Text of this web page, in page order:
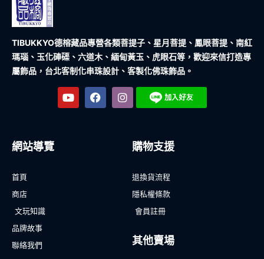
TIBUKKYO德榕藏品專營各類菩提子、星月菩提、鳳眼菩提、南紅
瑪瑙、玉化硨磲、六道木、緬甸黃玉、虎眼石等，歡迎來信打造專
屬飾品，台北客制化串珠設計、客製化佛珠飾品。
網站導覽
首頁
商店
文玩知識
品牌故事
聯絡我們
購物支援
退換貨流程
隱私權條款
會員註冊
其他賣場